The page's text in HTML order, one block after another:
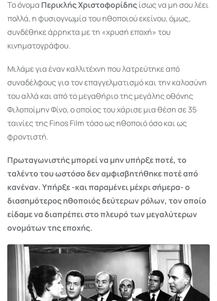
Το όνομα Περικλής Χριστοφορίδηςίσως να μη σου λέει
πολλά, η φυσιογνωμία του ηθοποιού εκείνου, όμως,
συνδέθηκε άρρηκτα με τη «χρυσή εποχή» του
κινηματογράφου.
Μιλάμε για έναν καλλιτέχνη που λατρεύτηκε από
συναδέλφους για τον επαγγελματισμό και την καλοσύνη
του αλλά και από το μεγαθήριο της μεγάλης οθόνης
Φιλοποίμην Φίνο, ο οποίος του χάρισε μια θέση σε 35
ταινίες της Finos Film τόσο ως ηθοποιό όσο και ως
φροντιστή.
Πρωταγωνιστής μπορεί να μην υπήρξε ποτέ, το
ταλέντο του ωστόσο δεν αμφισβητήθηκε ποτέ από
κανέναν. Υπήρξε -και παραμένει μέχρι σήμερα- ο
διασημότερος ηθοποιός δεύτερων ρόλων, τον οποίο
είδαμε να διαπρέπει στο πλευρό των μεγαλύτερων
ονομάτων της εποχής.